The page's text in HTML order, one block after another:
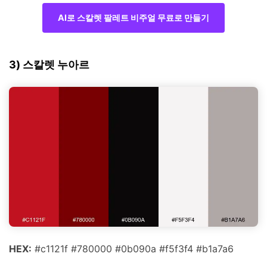
AI로 스칼렛 팔레트 비주얼 무료로 만들기
3) 스칼렛 누아르
HEX: #c1121f #780000 #0b090a #f5f3f4 #b1a7a6